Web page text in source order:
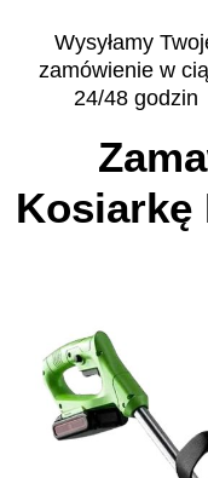
Wysyłamy
zamówienie w
24/48 godzin
Kosiarkę